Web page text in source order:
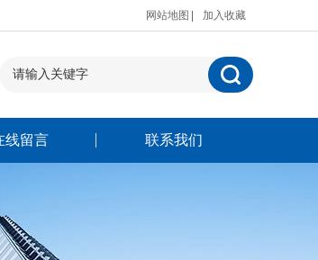
网站地图 加入收藏
线留言 联系我们